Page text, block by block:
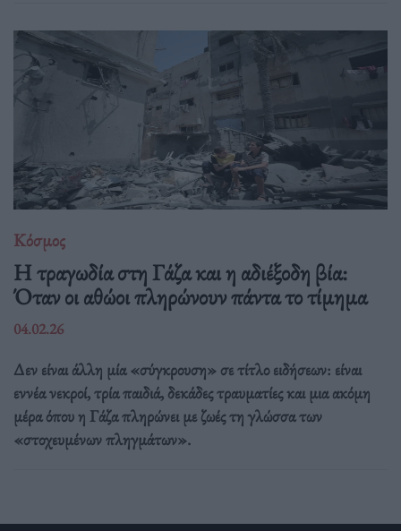
Κόσμος
Η τραγωδία στη Γάζα και η αδιέξοδη βία:
Όταν οι αθώοι πληρώνουν πάντα το τίμημα
04.02.26
Δεν είναι άλλη μία «σύγκρουση» σε τίτλο ειδήσεων: είναι
εννέα νεκροί, τρία παιδιά, δεκάδες τραυματίες και μια ακόμη
μέρα όπου η Γάζα πληρώνει με ζωές τη γλώσσα των
«στοχευμένων πληγμάτων».